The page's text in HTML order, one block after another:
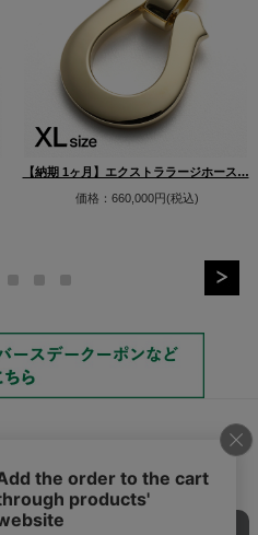
【納期 1ヶ月】エクストララージホース…
価格：660,000円(税込)